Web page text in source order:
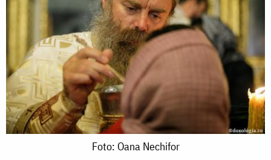
Foto: Oana Nechifor